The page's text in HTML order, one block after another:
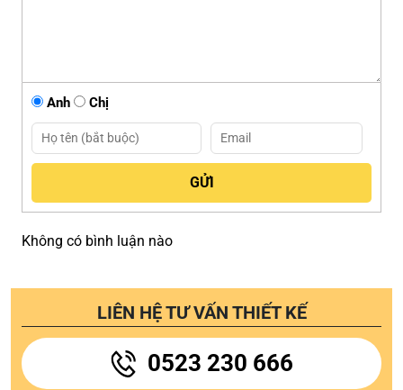
Anh Chị
Không có bình luận nào
LIÊN HỆ TƯ VẤN THIẾT KẾ
0523 230 666